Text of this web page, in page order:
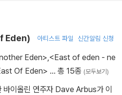
Eden) 아티스트 파일 신간알림 신청
Eden>,<East of eden - ne
Of Eden> … 총 15종 (모두보기)
바이올린 연주자 Dave Arbus가 이